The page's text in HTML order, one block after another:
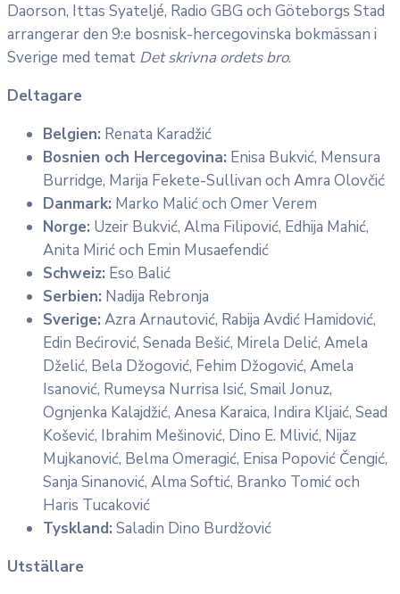
Daorson, Ittas Syateljé, Radio GBG och Göteborgs Stad
arrangerar den 9:e bosnisk-hercegovinska bokmässan i
Sverige med temat Det skrivna ordets bro.
Deltagare
Belgien: Renata Karadžić
Bosnien och Hercegovina: Enisa Bukvić, Mensura
Burridge, Marija Fekete-Sullivan och Amra Olovčić
Danmark: Marko Malić och Omer Verem
Norge: Uzeir Bukvić, Alma Filipović, Edhija Mahić,
Anita Mirić och Emin Musaefendić
Schweiz: Eso Balić
Serbien: Nadija Rebronja
Sverige: Azra Arnautović, Rabija Avdić Hamidović,
Edin Bećirović, Senada Bešić, Mirela Delić, Amela
Dželić, Bela Džogović, Fehim Džogović, Amela
Isanović, Rumeysa Nurrisa Isić, Smail Jonuz,
Ognjenka Kalajdžić, Anesa Karaica, Indira Kljaić, Sead
Košević, Ibrahim Mešinović, Dino E. Mlivić, Nijaz
Mujkanović, Belma Omeragić, Enisa Popović Čengić,
Sanja Sinanović, Alma Softić, Branko Tomić och
Haris Tucaković
Tyskland: Saladin Dino Burdžović
Utställare